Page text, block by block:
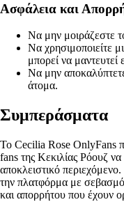
Ασφάλεια και
Να μην μοιράζεστε
Να χρησιμοποιείτε
μπορεί να μαντευτεί
Να μην
άτομα.
Συμπεράσματα
Το Cecilia Rose OnlyFans
fans της Κεκιλίας Ρόουζ
αποκλειστικό
την πλατφόρμα με σεβασμό
και απορρήτου που έχουν